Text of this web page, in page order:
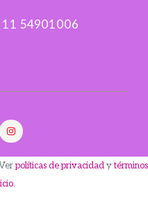
11 54901006
políticas de privacidadytérminos
.